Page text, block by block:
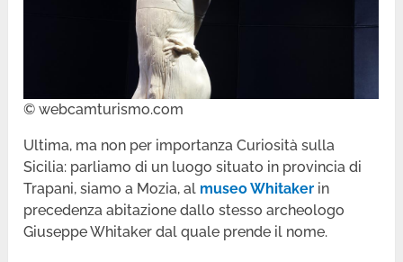
© webcamturismo.com
Ultima, ma non per importanza Curiosità sulla
Sicilia: parliamo di un luogo situato in provincia di
Trapani, siamo a Mozia, al museo Whitaker in
precedenza abitazione dallo stesso archeologo
Giuseppe Whitaker dal quale prende il nome.